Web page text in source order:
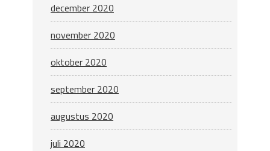
december 2020
november 2020
oktober 2020
september 2020
augustus 2020
juli 2020